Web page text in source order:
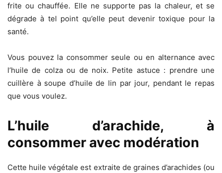
frite ou chauffée. Elle ne supporte pas la chaleur, et se
dégrade à tel point qu’elle peut devenir toxique pour la
santé.
Vous pouvez la consommer seule ou en alternance avec
l’huile de colza ou de noix. Petite astuce : prendre une
cuillère à soupe d’huile de lin par jour, pendant le repas
que vous voulez.
L’huile d’arachide, à
consommer avec modération
Cette huile végétale est extraite de graines d’arachides (ou